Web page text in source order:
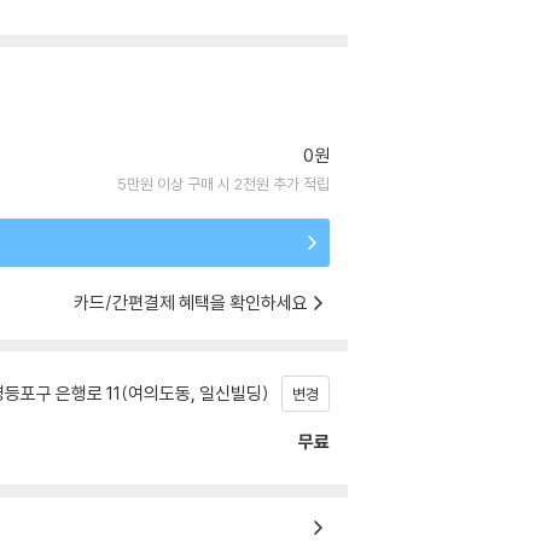
0원
5만원 이상 구매 시 2천원 추가 적립
카드/간편결제 혜택을 확인하세요
포구 은행로 11(여의도동, 일신빌딩) 변경
무료